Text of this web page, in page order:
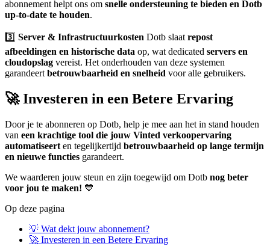
abonnement helpt ons om snelle ondersteuning te bieden en Dotb
up-to-date te houden.
3️⃣ Server & Infrastructuurkosten Dotb slaat repost
afbeeldingen en historische data op, wat dedicated servers en
cloudopslag vereist. Het onderhouden van deze systemen
garandeert betrouwbaarheid en snelheid voor alle gebruikers.
🚀 Investeren in een Betere Ervaring
Door je te abonneren op Dotb, help je mee aan het in stand houden
van een krachtige tool die jouw Vinted verkoopervaring
automatiseert en tegelijkertijd betrouwbaarheid op lange termijn
en nieuwe functies garandeert.
We waarderen jouw steun en zijn toegewijd om Dotb nog beter
voor jou te maken! 💙
Op deze pagina
💡 Wat dekt jouw abonnement?
🚀 Investeren in een Betere Ervaring